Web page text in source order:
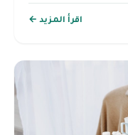
اقرأ المزيد ←